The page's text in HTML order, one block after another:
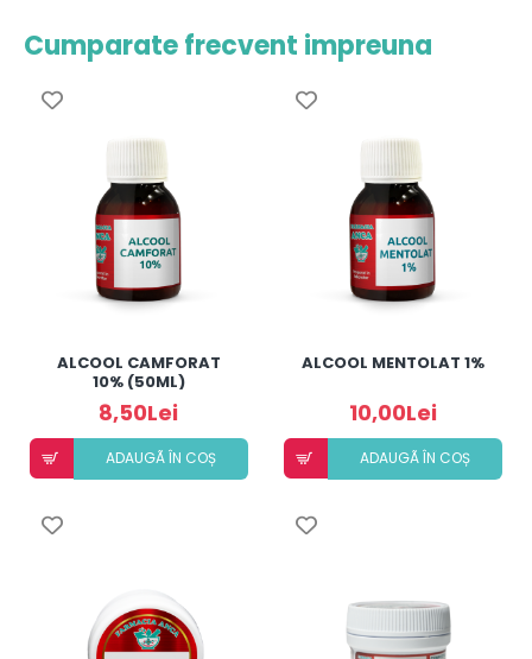
Cumparate frecvent impreuna
ALCOOL CAMFORAT
10% (50ML)
8,50Lei
ADAUGÃ ÎN COȘ
ALCOOL MENTOLAT 1%
10,00Lei
ADAUGÃ ÎN COȘ